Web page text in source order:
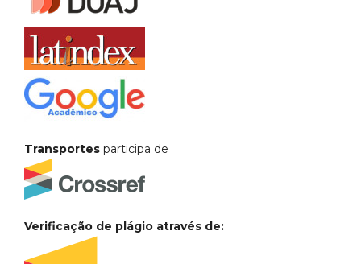
Transportes participa de
Verificação de plágio através de: